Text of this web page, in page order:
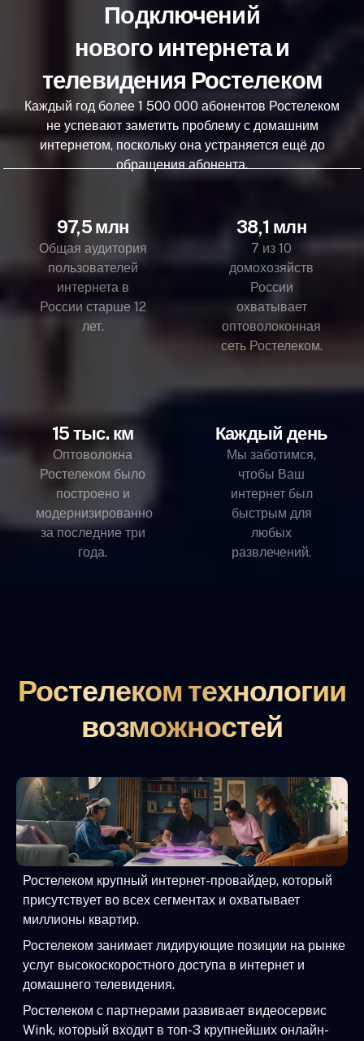
Подключений
нового интернета и
телевидения Ростелеком
Каждый год более 1 500 000 абонентов Ростелеком
не успевают заметить проблему с домашним
интернетом, поскольку она устраняется ещё до
обращения абонента.
97,5 млн
Общая аудитория
пользователей
интернета в
России старше 12
лет.
38,1 млн
7 из 10
домохозяйств
России
охватывает
оптоволоконная
сеть Ростелеком.
15 тыс. км
Оптоволокна
Ростелеком было
построено и
модернизированно
за последние три
года.
Каждый день
Мы заботимся,
чтобы Ваш
интернет был
быстрым для
любых
развлечений.
Ростелеком технологии
возможностей
Ростелеком крупный интернет-провайдер, который
присутствует во всех сегментах и охватывает
миллионы квартир.
Ростелеком занимает лидирующие позиции на рынке
услуг высокоскоростного доступа в интернет и
домашнего телевидения.
Ростелеком с партнерами развивает видеосервис
Wink, который входит в топ-3 крупнейших онлайн-